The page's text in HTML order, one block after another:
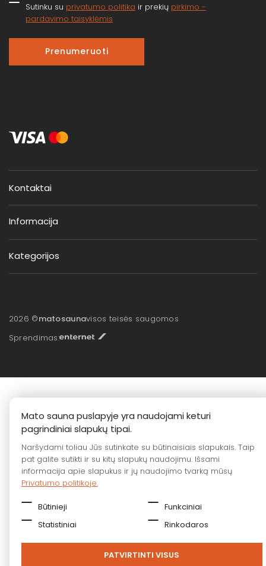
Kontaktai
Informacija
Kategorijos
Sutinku su privatumo politika ir prekių pirkimo -
pardavimo taisyklėmis
Prenumeruoti
2026 ©matosaunavisos teisės saugomos
Sprendimas:
Mato sauna puslapyje yra naudojami keturi
pagrindiniai slapukų tipai.
Naršydami toliau Jūs sutinkate su būtinaisiais slapukais. Taip
pat galite sutikti ir su kitų slapukų naudojimu. Išsami
informacija apie slapukus ir jų naudojimo tvarką mūsų
Privatumo politikoje.
Būtinieji
Funkciniai
Statistiniai
Rinkodaros
PATVIRTINTI VISUS